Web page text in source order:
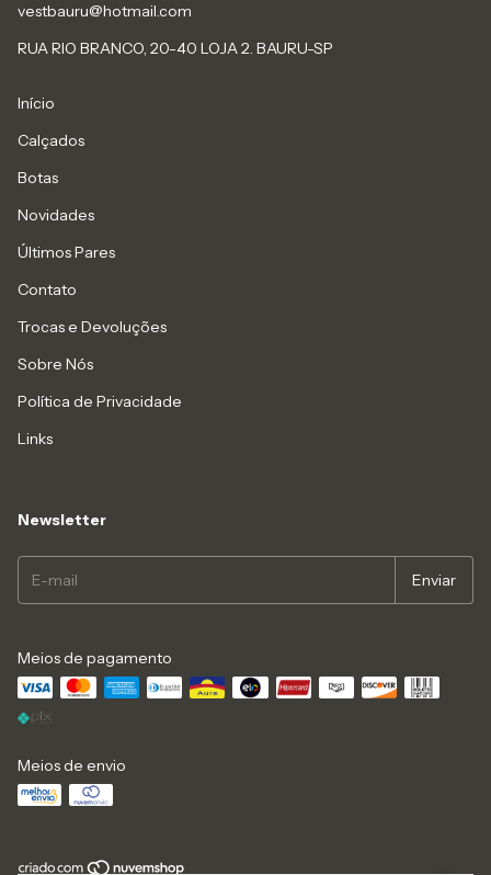
vestbauru@hotmail.com
RUA RIO BRANCO, 20-40 LOJA 2. BAURU-SP
Início
Calçados
Botas
Novidades
Últimos Pares
Contato
Trocas e Devoluções
Sobre Nós
Política de Privacidade
Links
Newsletter
Meios de pagamento
Meios de envio